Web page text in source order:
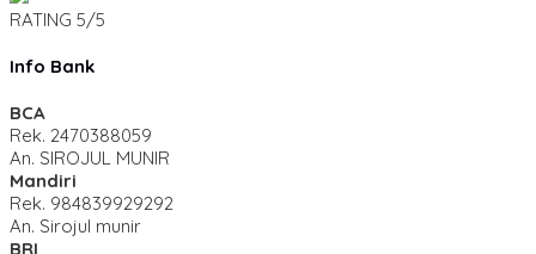
RATING 5/5
Info Bank
BCA
Rek. 2470388059
An. SIROJUL MUNIR
Mandiri
Rek. 984839929292
An. Sirojul munir
BRI